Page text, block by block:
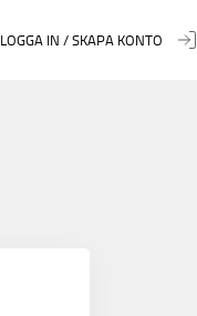
LOGGA IN / SKAPA KONTO